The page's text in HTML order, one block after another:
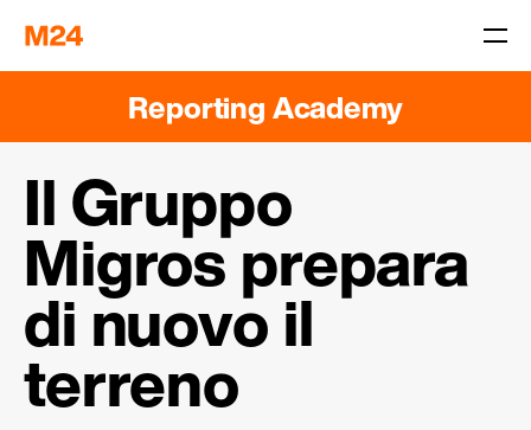
Reporting Academy
Il Gruppo
Migros prepara
di nuovo il
terreno